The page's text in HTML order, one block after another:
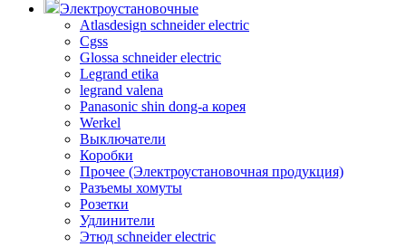
Электроустановочные
Atlasdesign schneider electric
Cgss
Glossa schneider electric
Legrand etika
legrand valena
Panasonic shin dong-a корея
Werkel
Выключатели
Коробки
Прочее (Электроустановочная продукция)
Разъемы хомуты
Розетки
Удлинители
Этюд schneider electric